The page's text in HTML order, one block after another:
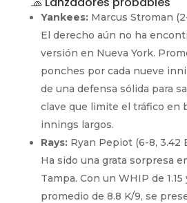
Yankees:Marcus Stroman
El derecho aún no ha
versión en Nueva York.
ponches por cada nueve
de una defensa sólida para
clave que limite el tráfico en
innings largos.
Rays:Ryan Pepiot (6-8, 3.42
Ha sido una grata sorpresa
Tampa. Con un WHIP de
promedio de 8.8 K/9, se